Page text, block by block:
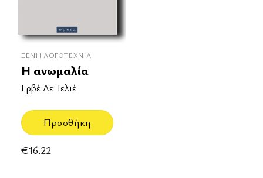
ΞΈΝΗ ΛΟΓΟΤΕΧΝΊΑ
Η ανωμαλία
Ερβέ Λε Τελιέ
Προσθήκη
€16.22